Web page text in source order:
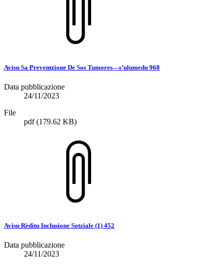
Avisu Sa Preventzione De Sos Tumores—s’ulumedu 968
Data pubblicazione
24/11/2023
File
pdf(179.62 KB)
Avisu Rèditu Inclusione Sotziale (1) 452
Data pubblicazione
24/11/2023